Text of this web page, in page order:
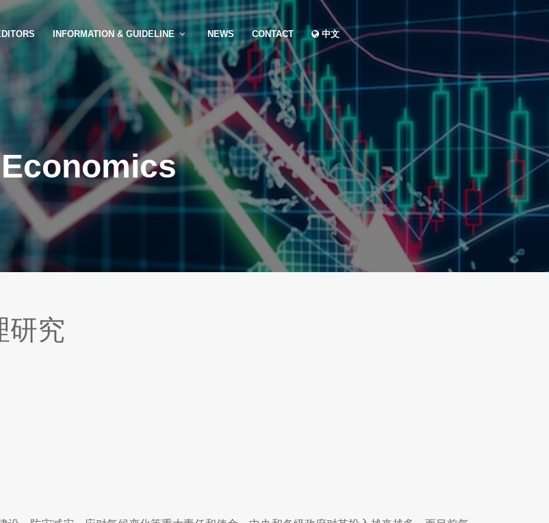
INFORMATION & GUIDELINE NEWS CONTACT 中文
Economics
研究